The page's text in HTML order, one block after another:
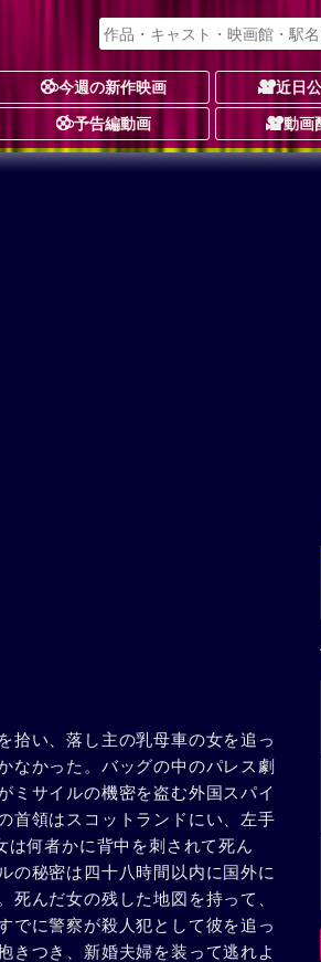
今週の新作映画 近日
予告編動画 動画
拾い、落し主の乳母車の女を追っ
なかった。バッグの中のパレス劇
ミサイルの機密を盗む外国スパイ
首領はスコットランドにい、左手
は何者かに背中を刺されて死ん
の秘密は四十八時間以内に国外に
んだ女の残した地図を持って、
でに警察が殺人犯として彼を追っ
きつき、新婚夫婦を装って逃れよ